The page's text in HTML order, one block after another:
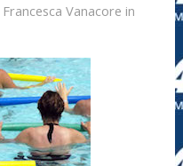
Francesca Vanacore in